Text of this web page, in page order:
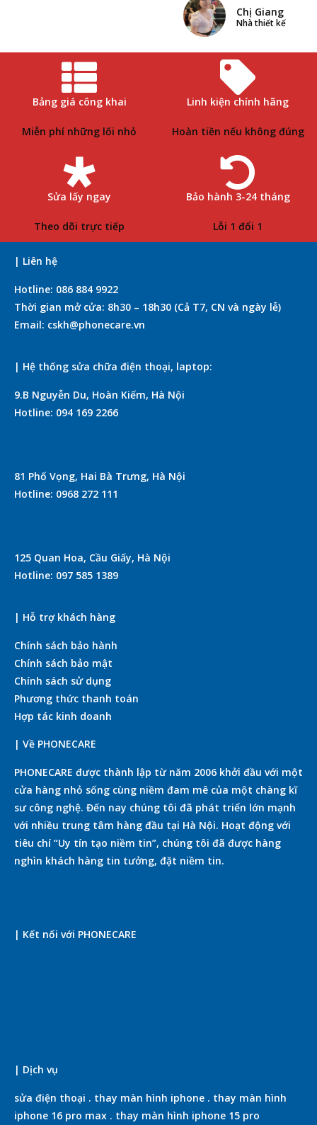
Chị Giang
Nhà thiết kế
Bảng giá công khai
Miễn phí những lối nhỏ
Linh kiện chính hãng
Hoàn tiền nếu không đúng
Sửa lấy ngay
Theo dõi trực tiếp
Bảo hành 3-24 tháng
Lỗi 1 đổi 1
| Liên hệ
Hotline: 086 884 9922
Thời gian mở cửa: 8h30 – 18h30 (Cả T7, CN và ngày lễ)
Email: cskh@phonecare.vn
| Hệ thống sửa chữa điện thoại, laptop:
9.B Nguyễn Du, Hoàn Kiếm, Hà Nội
Hotline: 094 169 2266
81 Phố Vọng, Hai Bà Trưng, Hà Nội
Hotline: 0968 272 111
125 Quan Hoa, Cầu Giấy, Hà Nội
Hotline: 097 585 1389
| Hỗ trợ khách hàng
Chính sách bảo hành
Chính sách bảo mật
Chính sách sử dụng
Phương thức thanh toán
Hợp tác kinh doanh
| Về PHONECARE
PHONECARE được thành lập từ năm 2006 khởi đầu với một
cửa hàng nhỏ sống cùng niềm đam mê của một chàng kĩ
sư công nghệ. Đến nay chúng tôi đã phát triển lớn mạnh
với nhiều trung tâm hàng đầu tại Hà Nội. Hoạt động với
tiêu chí “Uy tín tạo niềm tin”, chúng tôi đã được hàng
nghìn khách hàng tin tưởng, đặt niềm tin.
| Kết nối với PHONECARE
| Dịch vụ
sửa điện thoại . thay màn hình iphone . thay màn hình
iphone 16 pro max . thay màn hình iphone 15 pro